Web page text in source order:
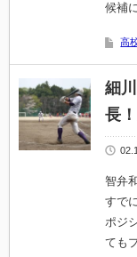
候補
高
細
長
智弁
すで
ポジ
ても